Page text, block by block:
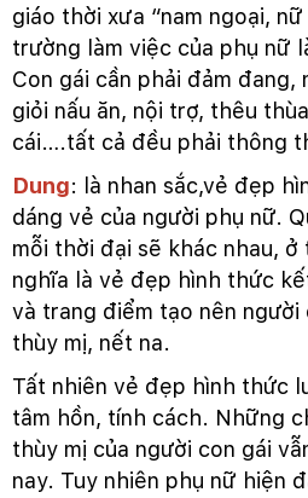
giáo thời xưa “nam ngoại,
trường làm việc của phụ nữ
Con gái cần phải đảm đang,
giỏi nấu ăn, nội trợ, thêu
cái….tất cả đều phải thông
Dung: là nhan sắc,vẻ đẹp
dáng vẻ của người phụ nữ.
mỗi thời đại sẽ khác nhau, ở
nghĩa là vẻ đẹp hình thức
và trang điểm tạo nên người
thùy mị, nết na.
Tất nhiên vẻ đẹp hình thức
tâm hồn, tính cách. Những
thùy mị của người con gái
nay. Tuy nhiên phụ nữ hiện